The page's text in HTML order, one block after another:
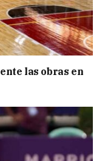
las obras en